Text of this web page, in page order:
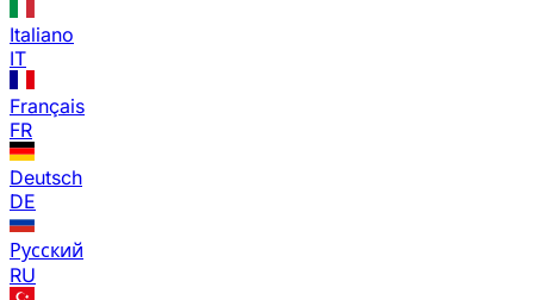
Italiano
IT
Français
FR
Deutsch
DE
Русский
RU